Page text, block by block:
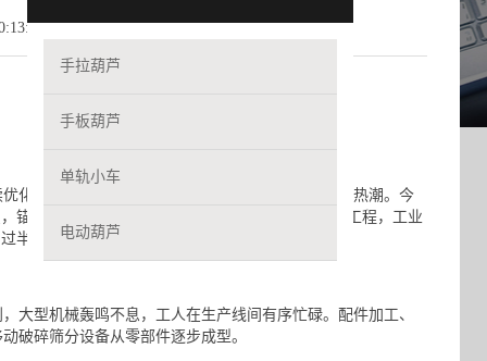
手拉葫芦
手板葫芦
单轨小车
电动葫芦
，科学技术创新活力迸发……安顺处处涌动发展热潮。今
锚定建设“两城三基地”，大力聚焦“三抓”经济头号工程，工业
半、任务过半。
型机械轰鸣不息，工人在生产线间有序忙碌。配件加工、
破碎筛分设备从零部件逐步成型。